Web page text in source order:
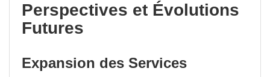
Perspectives et Évolutions
Futures
Expansion des Services